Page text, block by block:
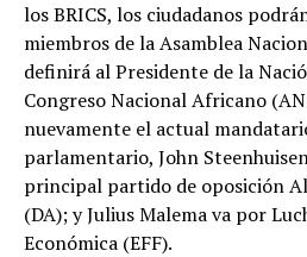
los BRICS, los ciudadanos
miembros de la Asamblea
definirá al Presidente de la
Congreso Nacional Africano
nuevamente el actual
parlamentario, John
principal partido de oposición
(DA); y Julius Malema va por
Económica (EFF).